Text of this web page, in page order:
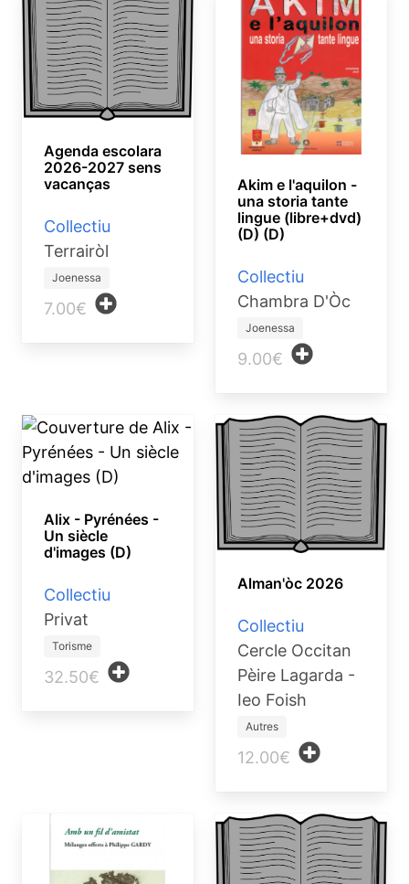
Agenda escolara
2026-2027 sens
vacanças
Collectiu
Terrairòl
Joenessa
7.00€
Akim e l'aquilon -
una storia tante
lingue (libre+dvd)
(D) (D)
Collectiu
Chambra D'Òc
Joenessa
9.00€
Alix - Pyrénées -
Un siècle
d'images (D)
Collectiu
Privat
Torisme
32.50€
Alman'òc 2026
Collectiu
Cercle Occitan
Pèire Lagarda -
Ieo Foish
Autres
12.00€